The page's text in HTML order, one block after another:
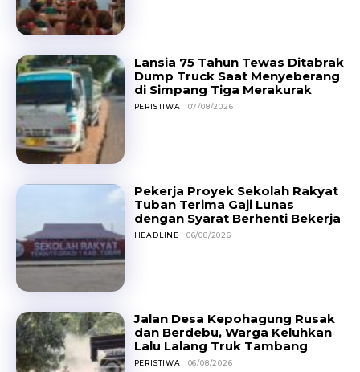
Lansia 75 Tahun Tewas Ditabrak
Dump Truck Saat Menyeberang
di Simpang Tiga Merakurak
PERISTIWA 07/08/2026
Pekerja Proyek Sekolah Rakyat
Tuban Terima Gaji Lunas
dengan Syarat Berhenti Bekerja
HEADLINE 06/08/2026
Jalan Desa Kepohagung Rusak
dan Berdebu, Warga Keluhkan
Lalu Lalang Truk Tambang
PERISTIWA 06/08/2026